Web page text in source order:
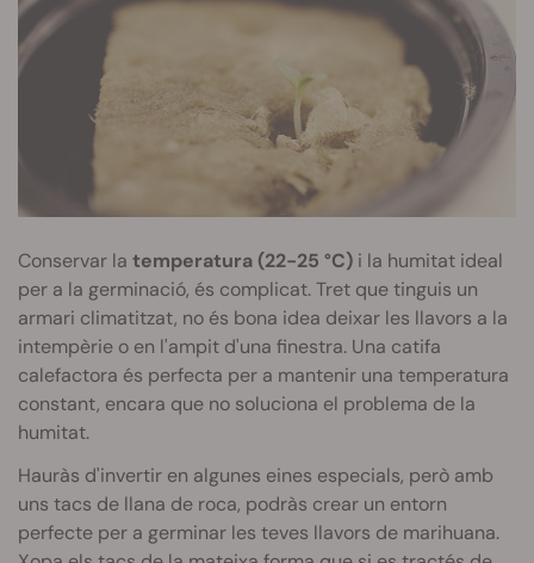
Conservar la temperatura (22-25 °C) i la humitat ideal
per a la germinació, és complicat. Tret que tinguis un
armari climatitzat, no és bona idea deixar les llavors a la
intempèrie o en l'ampit d'una finestra. Una catifa
calefactora és perfecta per a mantenir una temperatura
constant, encara que no soluciona el problema de la
humitat.
Hauràs d'invertir en algunes eines especials, però amb
uns tacs de llana de roca, podràs crear un entorn
perfecte per a germinar les teves llavors de marihuana.